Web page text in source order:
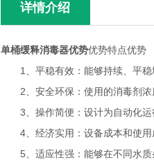
详情介绍
单桶缓释消毒器优势优势特点优势
1、平稳有效：能够持续、平稳
2、安全环保：使用的消毒剂浓
3、操作简便：设计为自动化运
4、经济实用：设备成本和使用
5、适应性强：能够在不同水质